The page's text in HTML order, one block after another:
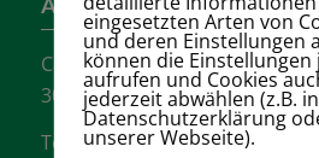
Carl-Loges-Str.12
30657 Hannover
Tel.: + 49 511- 6046340
eingesetzten Arten von
und deren Einstellungen
können die Einstellungen
aufrufen und Cookies
jederzeit abwählen (z.B.
Datenschutzerklärung
unserer Webseite).